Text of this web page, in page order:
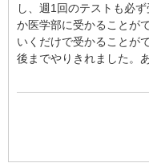
し、週1回のテストも必
か医学部に受かることが
いくだけで受かることが
後までやりきれました。